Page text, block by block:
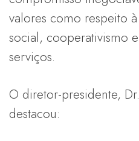
valores como respeito
social, cooperativismo
serviços.
O diretor-presidente,
destacou: